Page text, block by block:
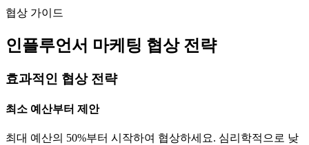
협상 가이드
인플루언서 마케팅 협상 전략
효과적인 협상 전략
최소 예산부터 제안
최대 예산의 50%부터 시작하여 협상하세요. 심리학적으로 낮